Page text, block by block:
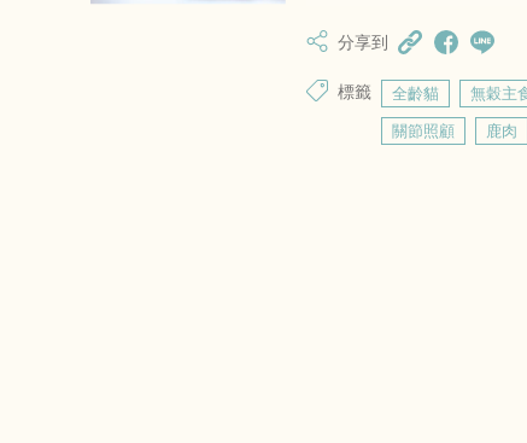
分享到
標籤 全齡貓 無穀主
關節照顧 鹿肉